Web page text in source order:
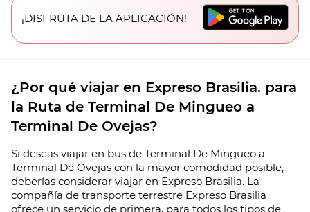
¡DISFRUTA DE LA APLICACIÓN!
¿Por qué viajar en Expreso Brasilia. para
la Ruta de Terminal De Mingueo a
Terminal De Ovejas?
Si deseas viajar en bus de Terminal De Mingueo a
Terminal De Ovejas con la mayor comodidad posible,
deberías considerar viajar en Expreso Brasilia. La
compañía de transporte terrestre Expreso Brasilia
ofrece un servicio de primera, para todos los tipos de